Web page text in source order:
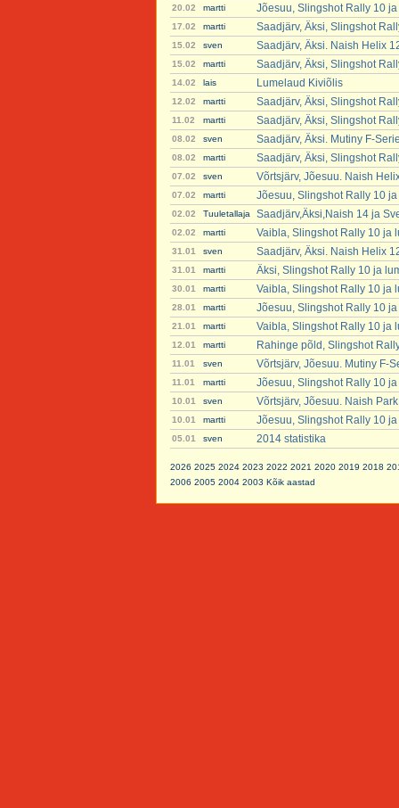
20.02 martti Jõesuu, Slingshot Rally 10
17.02 martti Saadjärv, Äksi, Slingshot
15.02 sven Saadjärv, Äksi. Naish Helix
15.02 martti Saadjärv, Äksi, Slingshot
14.02 lais Lumelaud Kiviõlis
12.02 martti Saadjärv, Äksi, Slingshot
11.02 martti Saadjärv, Äksi, Slingshot
08.02 sven Saadjärv, Äksi. Mutiny F-
08.02 martti Saadjärv, Äksi, Slingshot
07.02 sven Võrtsjärv, Jõesuu. Naish
07.02 martti Jõesuu, Slingshot Rally 10
02.02 Tuuletallaja Saadjärv,Äksi,Naish 14 ja
02.02 martti Vaibla, Slingshot Rally 10 ja
31.01 sven Saadjärv, Äksi. Naish Helix
31.01 martti Äksi, Slingshot Rally 10 ja
30.01 martti Vaibla, Slingshot Rally 10 ja
28.01 martti Jõesuu, Slingshot Rally 10
21.01 martti Vaibla, Slingshot Rally 10 ja
12.01 martti Rahinge põld, Slingshot
11.01 sven Võrtsjärv, Jõesuu. Mutiny F-
11.01 martti Jõesuu, Slingshot Rally 10
10.01 sven Võrtsjärv, Jõesuu. Naish
10.01 martti Jõesuu, Slingshot Rally 10
05.01 sven 2014 statistika
2026 2025 2024 2023 2022 2021 2020 2019 2018
2006 2005 2004 2003 Kõik aastad